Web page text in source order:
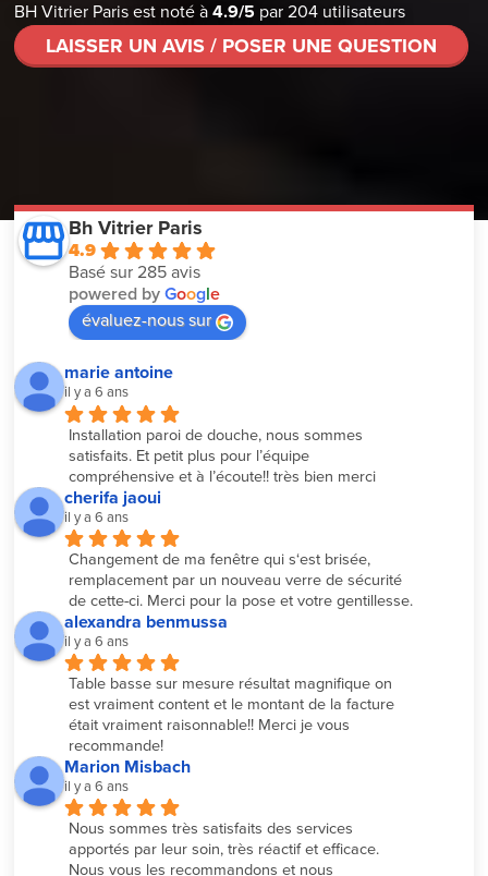
BH Vitrier Paris est noté à4.9/5 par204 utilisateurs
LAISSER UN AVIS / POSER UNE QUESTION
Bh Vitrier Paris
4.9
Basé sur 285 avis
powered byGoogle
évaluez-nous sur
marie antoine
il y a 6 ans
Installation paroi de douche, nous sommes
satisfaits. Et petit plus pour l’équipe
compréhensive et à l’écoute!! très bien merci
cherifa jaoui
il y a 6 ans
Changement de ma fenêtre qui s‘est brisée,
remplacement par un nouveau verre de sécurité
de cette-ci. Merci pour la pose et votre gentillesse.
alexandra benmussa
il y a 6 ans
Table basse sur mesure résultat magnifique on
est vraiment content et le montant de la facture
était vraiment raisonnable!! Merci je vous
recommande!
Marion Misbach
il y a 6 ans
Nous sommes très satisfaits des services
apportés par leur soin, très réactif et efficace.
Nous vous les recommandons et nous